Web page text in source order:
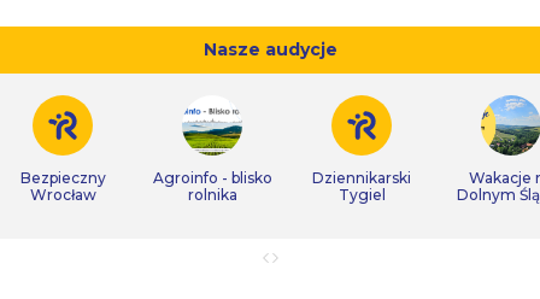
Nasze audycje
Bezpieczny
Wrocław
Agroinfo - blisko
rolnika
Dziennikarski
Tygiel
Wakacje
Dolnym